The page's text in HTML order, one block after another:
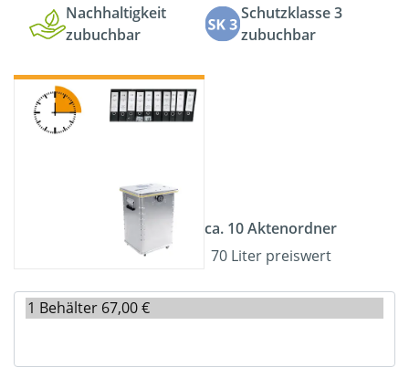
Nachhaltigkeit
zubuchbar
Schutzklasse 3
zubuchbar
ca. 10 Aktenordner
70 Liter preiswert